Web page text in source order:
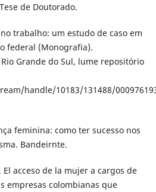
de Doutorado.
trabalho: um estudo de caso em
federal (Monografia).
Grande do Sul, lume repositório
handle/10183/131488/
feminina: como ter sucesso nos
Bandeirnte.
El acceso de la mujer a cargos de
empresas colombianas que